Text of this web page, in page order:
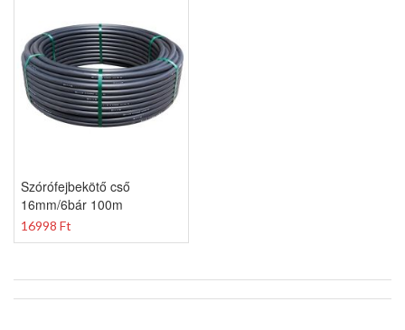
Szórófejbekötő cső
16mm/6bár 100m
16998 Ft